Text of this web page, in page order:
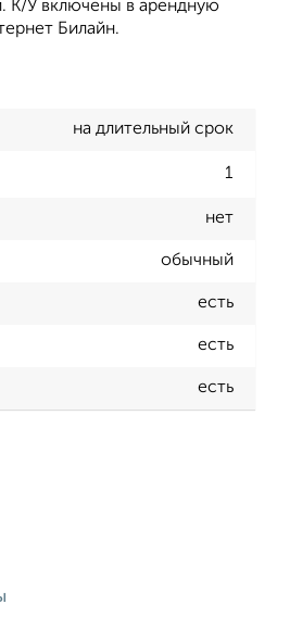
К/У включены в арендную
Билайн.
на длительный срок
1
нет
обычный
есть
есть
есть